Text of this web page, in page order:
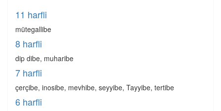
11 harfli
mütegallibe
8 harfli
dip dibe, muharibe
7 harfli
çerçibe, inosibe, mevhibe, seyyibe, Tayyibe, tertibe
6 harfli